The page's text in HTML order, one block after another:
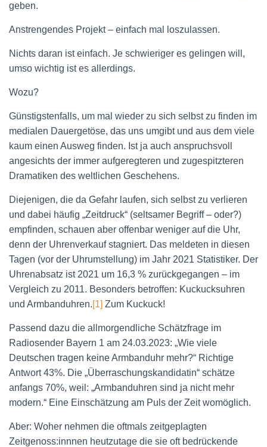
geben.
Anstrengendes Projekt – einfach mal loszulassen.
Nichts daran ist einfach. Je schwieriger es gelingen will,
umso wichtig ist es allerdings.
Wozu?
Günstigstenfalls, um mal wieder zu sich selbst zu finden im
medialen Dauergetöse, das uns umgibt und aus dem viele
kaum einen Ausweg finden. Ist ja auch anspruchsvoll
angesichts der immer aufgeregteren und zugespitzteren
Dramatiken des weltlichen Geschehens.
Diejenigen, die da Gefahr laufen, sich selbst zu verlieren
und dabei häufig „Zeitdruck“ (seltsamer Begriff – oder?)
empfinden, schauen aber offenbar weniger auf die Uhr,
denn der Uhrenverkauf stagniert. Das meldeten in diesen
Tagen (vor der Uhrumstellung) im Jahr 2021 Statistiker. Der
Uhrenabsatz ist 2021 um 16,3 % zurückgegangen – im
Vergleich zu 2011. Besonders betroffen: Kuckucksuhren
und Armbanduhren.[1] Zum Kuckuck!
Passend dazu die allmorgendliche Schätzfrage im
Radiosender Bayern 1 am 24.03.2023: „Wie viele
Deutschen tragen keine Armbanduhr mehr?“ Richtige
Antwort 43%. Die „Überraschungskandidatin“ schätze
anfangs 70%, weil: „Armbanduhren sind ja nicht mehr
modern.“ Eine Einschätzung am Puls der Zeit womöglich.
Aber: Woher nehmen die oftmals zeitgeplagten
Zeitgenoss:innnen heutzutage die sie oft bedrückende